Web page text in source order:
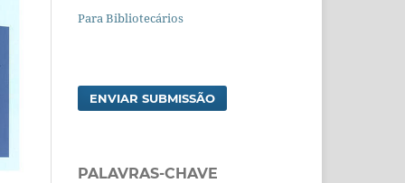
Para Bibliotecários
ENVIAR SUBMISSÃO
PALAVRAS-CHAVE